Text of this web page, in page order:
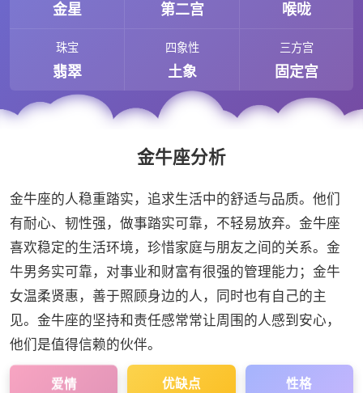
金星 第二宫 喉咙
珠宝
翡翠
四象性
土象
三方宫
固定宫
金牛座分析
金牛座的人稳重踏实，追求生活中的舒适与品质。他们
有耐心、韧性强，做事踏实可靠，不轻易放弃。金牛座
喜欢稳定的生活环境，珍惜家庭与朋友之间的关系。金
牛男务实可靠，对事业和财富有很强的管理能力；金牛
女温柔贤惠，善于照顾身边的人，同时也有自己的主
见。金牛座的坚持和责任感常常让周围的人感到安心，
他们是值得信赖的伙伴。
爱情 优缺点 性格